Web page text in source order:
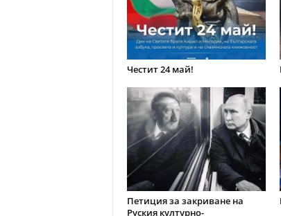
Честит 24 май!
Петиция за закриване на
Руския културно-